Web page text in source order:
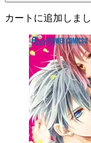
カートに追加しま